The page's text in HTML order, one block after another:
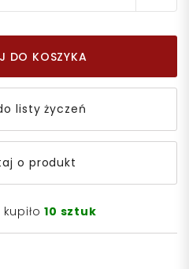
DO KOSZYKA
listy życzeń
o produkt
kupiło10 sztuk